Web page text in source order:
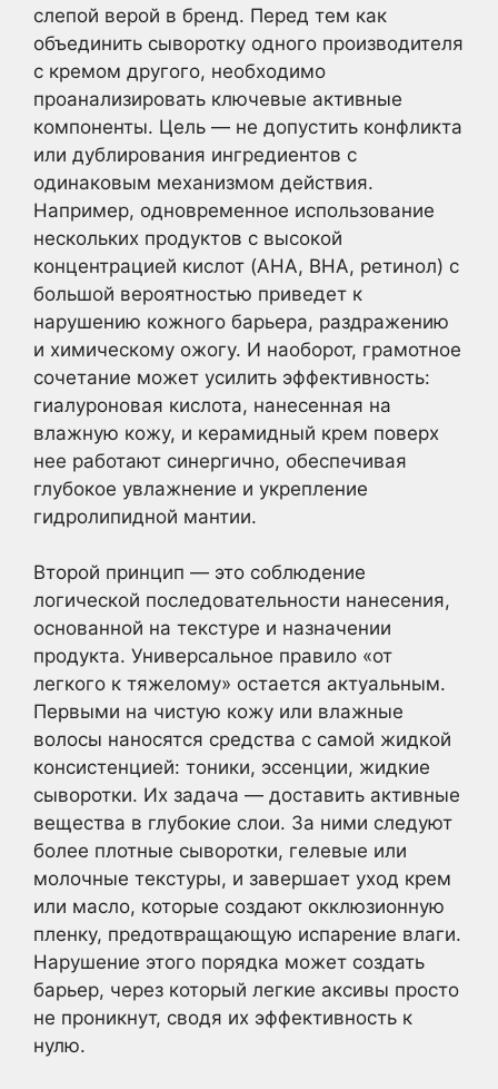
слепой верой в бренд. Перед тем как
объединить сыворотку одного производителя
с кремом другого, необходимо
проанализировать ключевые активные
компоненты. Цель — не допустить конфликта
или дублирования ингредиентов с
одинаковым механизмом действия.
Например, одновременное использование
нескольких продуктов с высокой
концентрацией кислот (AHA, BHA, ретинол) с
большой вероятностью приведет к
нарушению кожного барьера, раздражению
и химическому ожогу. И наоборот, грамотное
сочетание может усилить эффективность:
гиалуроновая кислота, нанесенная на
влажную кожу, и керамидный крем поверх
нее работают синергично, обеспечивая
глубокое увлажнение и укрепление
гидролипидной мантии.
Второй принцип — это соблюдение
логической последовательности нанесения,
основанной на текстуре и назначении
продукта. Универсальное правило «от
легкого к тяжелому» остается актуальным.
Первыми на чистую кожу или влажные
волосы наносятся средства с самой жидкой
консистенцией: тоники, эссенции, жидкие
сыворотки. Их задача — доставить активные
вещества в глубокие слои. За ними следуют
более плотные сыворотки, гелевые или
молочные текстуры, и завершает уход крем
или масло, которые создают окклюзионную
пленку, предотвращающую испарение влаги.
Нарушение этого порядка может создать
барьер, через который легкие аксивы просто
не проникнут, сводя их эффективность к
нулю.